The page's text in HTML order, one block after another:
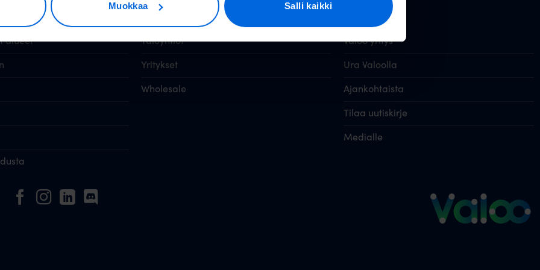
Muokkaa Salli kaikki
alueet
Valokuitu muille
Taloyhtiöt
Yritykset
Wholesale
Valoo yritys
Ura Valoolla
Ajankohtaista
Tilaa uutiskirje
Medialle